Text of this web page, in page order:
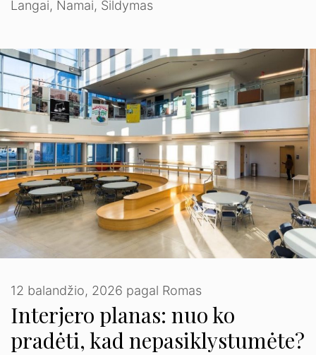
Langai, Namai, Šildymas
Interjero planas: nuo ko
pradėti, kad nepasiklystumėte?
12 balandžio, 2026 pagal Romas